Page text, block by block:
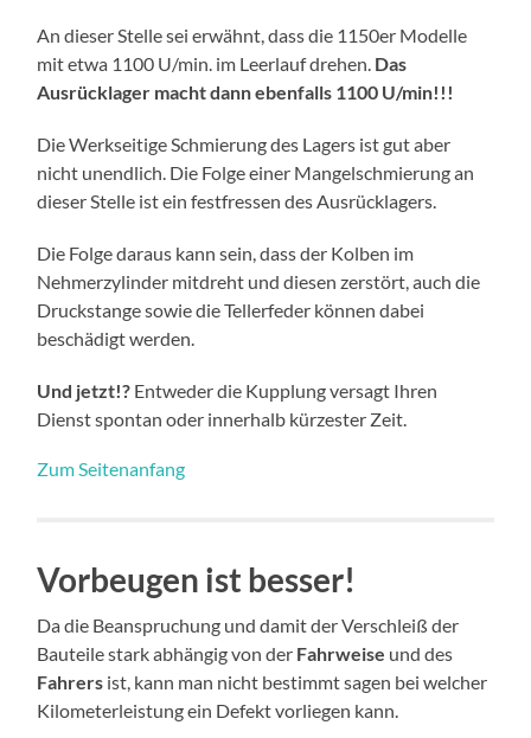
An dieser Stelle sei erwähnt, dass die 1150er Modelle
mit etwa 1100 U/min. im Leerlauf drehen. Das
Ausrücklager macht dann ebenfalls 1100 U/min!!!
Die Werkseitige Schmierung des Lagers ist gut aber
nicht unendlich. Die Folge einer Mangelschmierung an
dieser Stelle ist ein festfressen des Ausrücklagers.
Die Folge daraus kann sein, dass der Kolben im
Nehmerzylinder mitdreht und diesen zerstört, auch die
Druckstange sowie die Tellerfeder können dabei
beschädigt werden.
Und jetzt!? Entweder die Kupplung versagt Ihren
Dienst spontan oder innerhalb kürzester Zeit.
Zum Seitenanfang
Vorbeugen ist besser!
Da die Beanspruchung und damit der Verschleiß der
Bauteile stark abhängig von der Fahrweise und des
Fahrers ist, kann man nicht bestimmt sagen bei welcher
Kilometerleistung ein Defekt vorliegen kann.